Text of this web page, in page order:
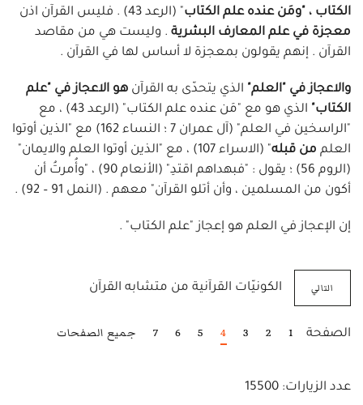
الكتاب ، "ومَن عنده علم الكتاب" (الرعد 43) . فليس القرآن اذن
معجزة في علم المعارف البشرية . وليست هي من مقاصد
القرآن . إنهم يقولون بمعجزة لا أساس لها في القرآن .
والاعجاز في "العلم" الذي يتحدّى به القرآن هو الاعجاز في "علم
الكتاب"
الذي هو مع "مَن عنده علم الكتاب" (الرعد 43) ، مع
"الراسخين في العلم" (آل عمران 7 ؛ النساء 162) مع "الذين أوتوا
العلم من قبله
" (الاسراء 107) ، مع "الذين أوتوا العلم والايمان"
(الروم 56) ؛ يقول : "فبهداهم اقتدِ" (الأنعام 90) ، "وأُمرتُ أن
أكون من المسلمين ، وأن أتلو القرآن" معهم . (النمل 91 – 92) .
إن الإعجاز في العلم هو إعجاز "علم الكتاب" .
التالي الكونيّات القرآنية من متشابه القرآن
الصفحة 1
2
3
4
5
6
7 جميع الصفحات
عدد الزيارات: 15500